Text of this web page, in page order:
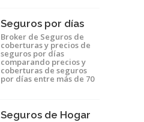
Seguros por días
Broker de Seguros de
coberturas y precios de
seguros por días
comparando precios y
coberturas de seguros
por días entre más de 70
Seguros de Hogar